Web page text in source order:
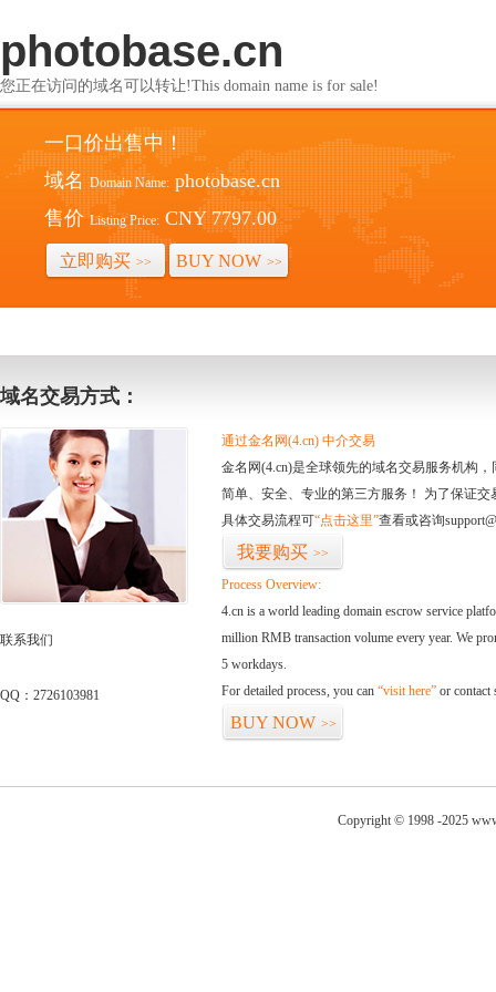
photobase.cn
您正在访问的域名可以转让!This domain name is for sale!
一口价出售中！
域名 Domain Name: photobase.cn
售价 Listing Price: CNY 7797.00
立即购买 >> BUY NOW >>
域名交易方式：
联系我们
QQ：2726103981
通过金名网(4.cn) 中介交易
金名网(4.cn)是全球领先的域名交易服务机构
简单、安全、专业的第三方服务！ 为了保证
具体交易流程可“点击这里”查看或咨询
我要购买 >>
Process Overview:
4.cn is a world leading domain escrow service
million RMB transaction volume every year. We
5 workdays.
For detailed process, you can “visit here” or contact
BUY NOW >>
Copyright © 1998 -2025